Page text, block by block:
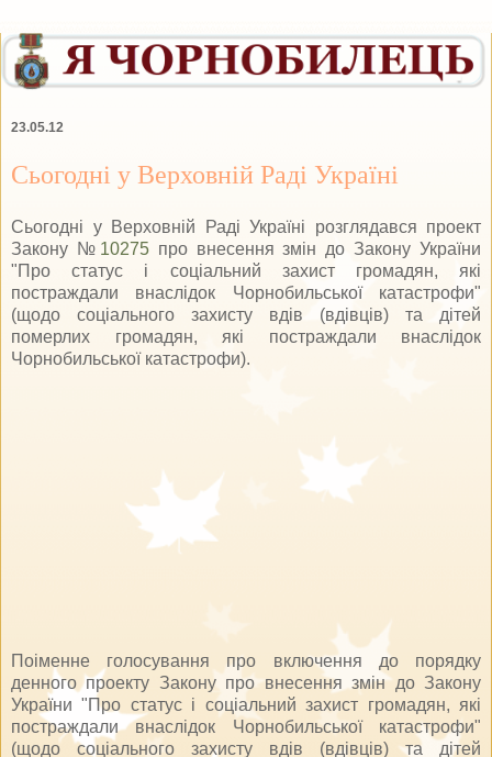
23.05.12
Сьогодні у Верховній Раді Україні
Сьогодні у Верховній Раді Україні розглядався проект
Закону № 10275про внесення змін до Закону України
"Про статус і соціальний захист громадян, які
постраждали внаслідок Чорнобильської катастрофи"
(щодо соціального захисту вдів (вдівців) та дітей
померлих громадян, які постраждали внаслідок
Чорнобильської катастрофи).
Поіменне голосування про включення до порядку
денного проекту Закону про внесення змін до Закону
України "Про статус і соціальний захист громадян, які
постраждали внаслідок Чорнобильської катастрофи"
(щодо соціального захисту вдів (вдівців) та дітей